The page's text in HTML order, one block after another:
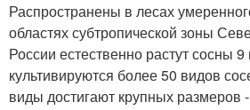
Распространены в лесах
областях субтропической зоны
России естественно растут сосны
культивируются более 50 видов
виды достигают крупных